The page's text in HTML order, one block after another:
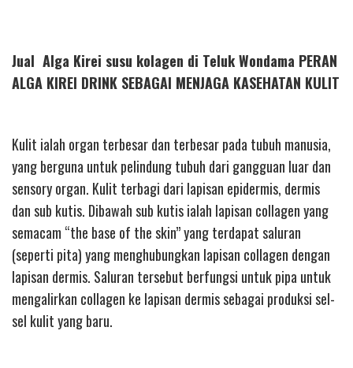
Jual Alga Kirei susu kolagen di Teluk Wondama PERAN
ALGA KIREI DRINK SEBAGAI MENJAGA KASEHATAN KULIT
Kulit ialah organ terbesar dan terbesar pada tubuh manusia,
yang berguna untuk pelindung tubuh dari gangguan luar dan
sensory organ. Kulit terbagi dari lapisan epidermis, dermis
dan sub kutis. Dibawah sub kutis ialah lapisan collagen yang
semacam “the base of the skin” yang terdapat saluran
(seperti pita) yang menghubungkan lapisan collagen dengan
lapisan dermis. Saluran tersebut berfungsi untuk pipa untuk
mengalirkan collagen ke lapisan dermis sebagai produksi sel-
sel kulit yang baru.